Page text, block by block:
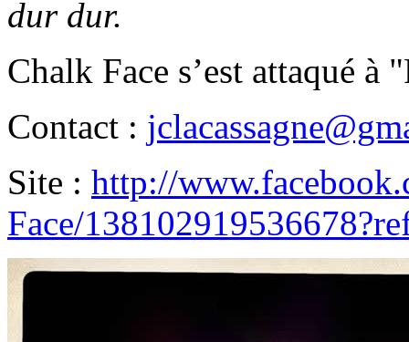
dur dur.
Chalk Face s’est attaqué à
Contact :
Site : http://
Face/